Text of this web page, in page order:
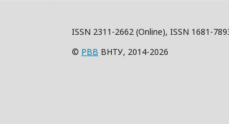
ISSN 2311-2662 (Online), ISSN 1681-
© РВВ ВНТУ, 2014-2026